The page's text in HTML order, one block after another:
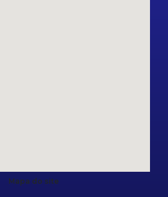
Mapa do site